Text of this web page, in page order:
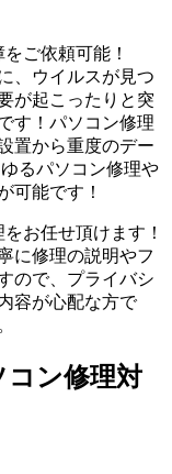
ご依頼可能！
、ウイルスが見つ
が起こったりと突
す！パソコン修理
置から重度のデー
るパソコン修理や
可能です！
お任せ頂けます！
に修理の説明やフ
ので、プライバシ
容が心配な方で
コン修理対